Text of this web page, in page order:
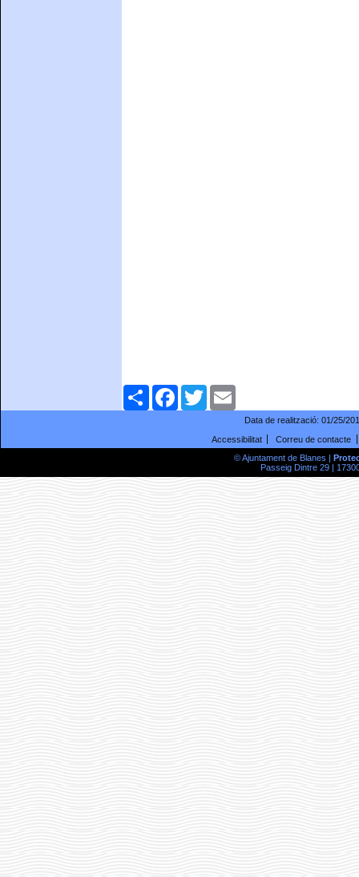
ComparteixFacebookTwitter
Data de realització: 01/25/
Accessibilitat
Correu de contacte
© Ajuntament de Blanes |
Passeig Dintre 29 |